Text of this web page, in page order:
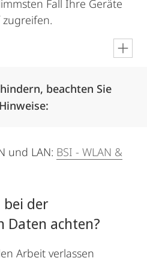
Fall Ihre Geräte
beachten Sie
und LAN: BSI - WLAN &
der
Daten achten?
Arbeit verlassen